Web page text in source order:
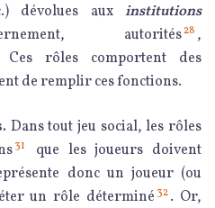
dévolues aux institutions
autorités28 ,
Ces rôles comportent des
de remplir ces fonctions.
Dans tout jeu social, les rôles
31
que les joueurs doivent
donc un joueur (ou
un rôle déterminé 32. Or,